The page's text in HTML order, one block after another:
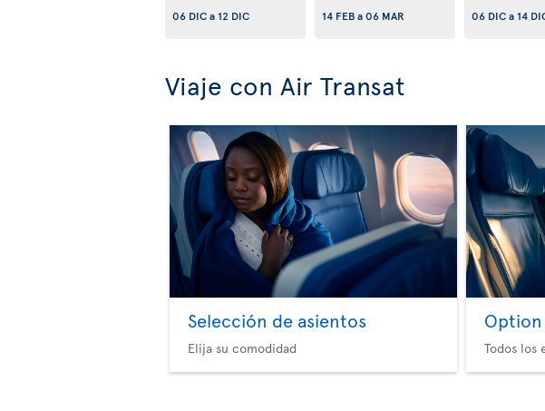
06 DICa 12 DIC
14 FEBa06 MAR
06 DICa 14
Viaje con Air Transat
Selección de asientos
Elija su comodidad
Option
Todos los